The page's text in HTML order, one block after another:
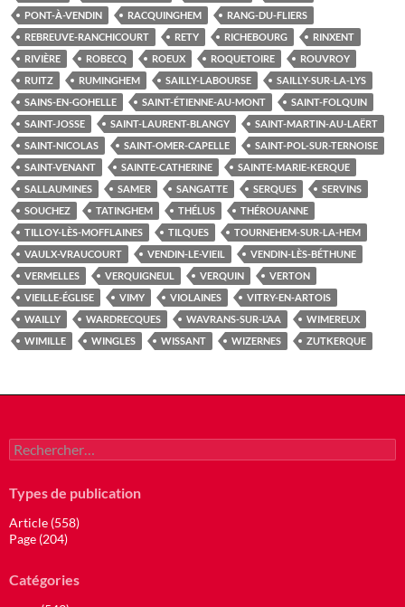
PONT-À-VENDIN
RACQUINGHEM
RANG-DU-FLIERS
REBREUVE-RANCHICOURT
RETY RICHEBOURG
RINXENT
RIVIÈRE
ROBECQ ROEUX ROQUETOIRE
ROUVROY
RUITZ
RUMINGHEM SAILLY-LABOURSE
SAILLY-SUR-LA-LYS
SAINS-EN-GOHELLE
SAINT-ÉTIENNE-AU-MONT
SAINT-FOLQUIN
SAINT-JOSSE
SAINT-LAURENT-BLANGY
SAINT-MARTIN-AU-LAËRT
SAINT-NICOLAS
SAINT-OMER-CAPELLE
SAINT-POL-SUR-TERNOISE
SAINT-VENANT
SAINTE-CATHERINE
SAINTE-MARIE-KERQUE
SALLAUMINES
SAMER SANGATTE SERQUES
SERVINS
SOUCHEZ
TATINGHEM THÉLUS
THÉROUANNE
TILLOY-LÈS-MOFFLAINES
TILQUES
TOURNEHEM-SUR-LA-HEM
VAULX-VRAUCOURT
VENDIN-LE-VIEIL
VENDIN-LÈS-BÉTHUNE
VERMELLES
VERQUIGNEUL VERQUIN
VERTON
VIEILLE-ÉGLISE
VIMY VIOLAINES
VITRY-EN-ARTOIS
WAILLY
WARDRECQUES WAVRANS-SUR-L’AA
WIMEREUX
WIMILLE
WINGLES WISSANT WIZERNES ZUTKERQUE
Rechercher :
Types de publication
Article (558)
Page (204)
Catégories